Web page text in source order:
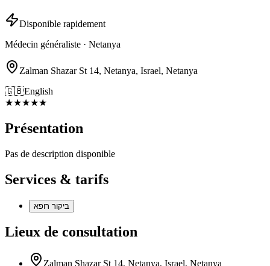
Disponible rapidement
Médecin généraliste · Netanya
Zalman Shazar St 14, Netanya, Israel, Netanya
🇬🇧English
★★★★★
Présentation
Pas de description disponible
Services & tarifs
ביקור רופא
Lieux de consultation
Zalman Shazar St 14, Netanya, Israel, Netanya